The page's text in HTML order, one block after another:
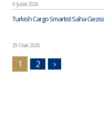
9 Şubat 2026
Turkish Cargo Smartıst Saha Gezisi
29 Ocak 2026
1 2